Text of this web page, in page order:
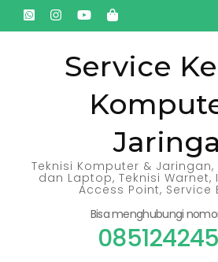
Lompat
ke
Service
Teknisi Komputer &
dan Laptop, Teknisi Warnet,
Access Point, Service
Bisa menghubungi